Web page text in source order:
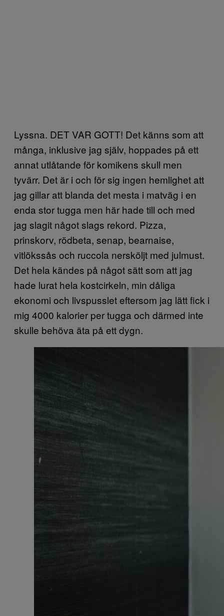
Lyssna. DET VAR GOTT! Det känns som att
många, inklusive jag själv, hoppades på ett
annat utlåtande för komikens skull men
tyvärr. Det är i och för sig ingen hemlighet att
jag gillar att blanda det mesta i matväg i en
enda stor tugga men här hade till och med
jag slagit något slags rekord. Pizza,
prinskorv, rödbeta, senap, bearnaise,
vitlökssås och ruccola nersköljt med julmust.
Det hela kändes på något sätt som att jag
hade lurat hela kostcirkeln, min dåliga
ekonomi och livspusslet eftersom jag lätt fick i
mig 4000 kalorier per tugga och därmed inte
skulle behöva äta på ett dygn.